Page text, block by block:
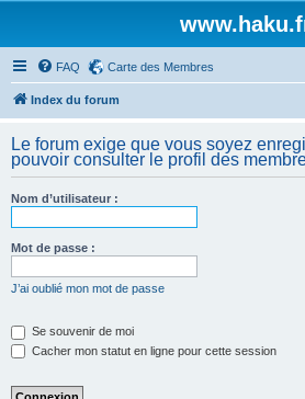
FAQ Carte des Membres
Index du forum
Le forum exige que vous soyez
pouvoir consulter le profil des
Nom d’utilisateur :
Mot de passe :
J’ai oublié mon mot de passe
Se souvenir de moi
Cacher mon statut en ligne pour cette session